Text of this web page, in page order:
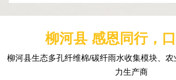
柳河县 感恩同行，
柳河县生态多孔纤维棉/碳纤雨水收集模块、
力生产商